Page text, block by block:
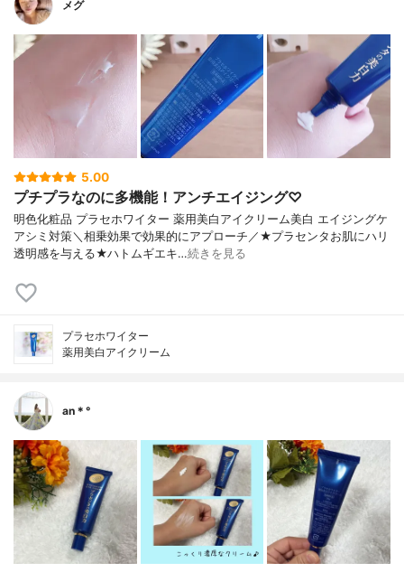
メグ
5.00
プチプラなのに多機能！アンチエイジング♡
明色化粧品 プラセホワイター 薬用美白アイクリーム美白 エイジングケ
アシミ対策＼相乗効果で効果的にアプローチ／★プラセンタお肌にハリ
透明感を与える★ハトムギエキ…続きを見る
プラセホワイター
薬用美白アイクリーム
an＊°